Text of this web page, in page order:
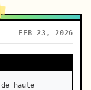
FEB 23, 2026
haute